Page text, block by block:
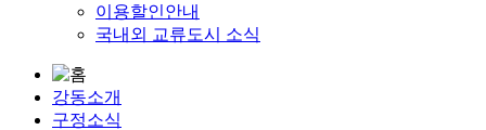
이용할인안내
국내외 교류도시 소식
강동소개
구정소식